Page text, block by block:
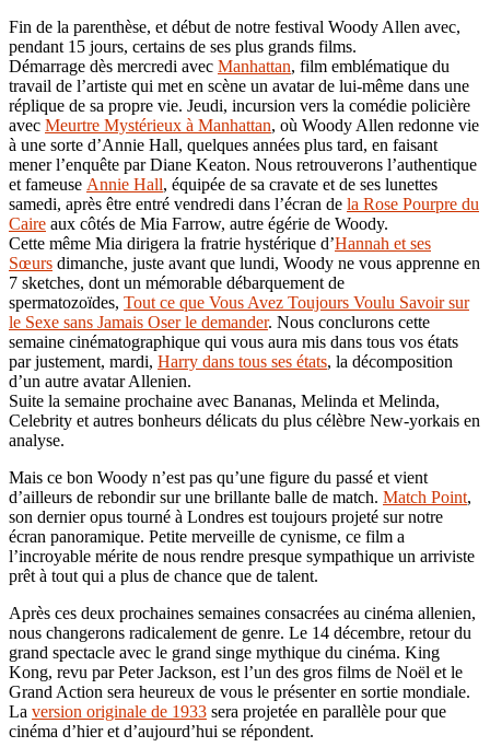
Fin de la parenthèse, et début de notre festival Woody Allen avec,
pendant 15 jours, certains de ses plus grands films.
Démarrage dès mercredi avec Manhattan, film emblématique du
travail de l’artiste qui met en scène un avatar de lui-même dans une
réplique de sa propre vie. Jeudi, incursion vers la comédie policière
avec Meurtre Mystérieux à Manhattan, où Woody Allen redonne vie
à une sorte d’Annie Hall, quelques années plus tard, en faisant
mener l’enquête par Diane Keaton. Nous retrouverons l’authentique
et fameuse Annie Hall, équipée de sa cravate et de ses lunettes
samedi, après être entré vendredi dans l’écran de la Rose Pourpre du
Caire aux côtés de Mia Farrow, autre égérie de Woody.
Cette même Mia dirigera la fratrie hystérique d’Hannah et ses
Sœurs dimanche, juste avant que lundi, Woody ne vous apprenne en
7 sketches, dont un mémorable débarquement de
spermatozoïdes, Tout ce que Vous Avez Toujours Voulu Savoir sur
le Sexe sans Jamais Oser le demander. Nous conclurons cette
semaine cinématographique qui vous aura mis dans tous vos états
par justement, mardi, Harry dans tous ses états, la décomposition
d’un autre avatar Allenien.
Suite la semaine prochaine avec Bananas, Melinda et Melinda,
Celebrity et autres bonheurs délicats du plus célèbre New-yorkais en
analyse.
Mais ce bon Woody n’est pas qu’une figure du passé et vient
d’ailleurs de rebondir sur une brillante balle de match. Match Point,
son dernier opus tourné à Londres est toujours projeté sur notre
écran panoramique. Petite merveille de cynisme, ce film a
l’incroyable mérite de nous rendre presque sympathique un arriviste
prêt à tout qui a plus de chance que de talent.
Après ces deux prochaines semaines consacrées au cinéma allenien,
nous changerons radicalement de genre. Le 14 décembre, retour du
grand spectacle avec le grand singe mythique du cinéma. King
Kong, revu par Peter Jackson, est l’un des gros films de Noël et le
Grand Action sera heureux de vous le présenter en sortie mondiale.
La version originale de 1933 sera projetée en parallèle pour que
cinéma d’hier et d’aujourd’hui se répondent.